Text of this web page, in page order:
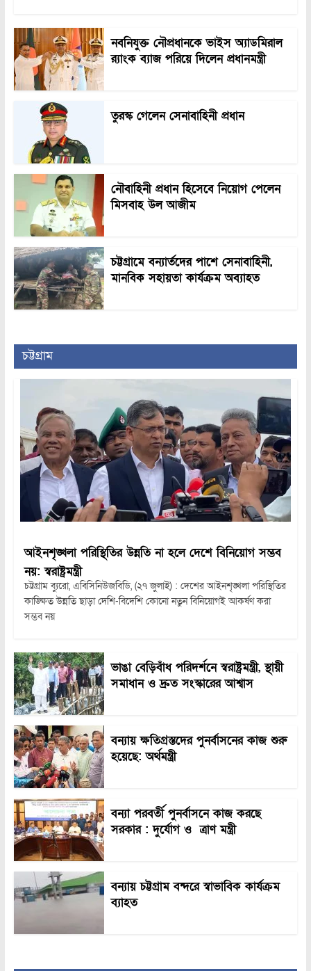
নবনিযুক্ত নৌপ্রধানকে ভাইস অ্যাডমিরাল
র‍্যাংক ব্যাজ পরিয়ে দিলেন প্রধানমন্ত্রী
তুরস্ক গেলেন সেনাবাহিনী প্রধান
নৌবাহিনী প্রধান হিসেবে নিয়োগ পেলেন
মিসবাহ উল আজীম
চট্টগ্রামে বন্যার্তদের পাশে সেনাবাহিনী,
মানবিক সহায়তা কার্যক্রম অব্যাহত
চট্টগ্রাম
আইনশৃঙ্খলা পরিস্থিতির উন্নতি না হলে দেশে বিনিয়োগ সম্ভব
নয়: স্বরাষ্ট্রমন্ত্রী
চট্টগ্রাম ব্যুরো, এবিসিনিউজবিডি, (২৭ জুলাই) : দেশের আইনশৃঙ্খলা পরিস্থিতির
কাঙ্ক্ষিত উন্নতি ছাড়া দেশি-বিদেশি কোনো নতুন বিনিয়োগই আকর্ষণ করা
সম্ভব নয়
ভাঙা বেড়িবাঁধ পরিদর্শনে স্বরাষ্ট্রমন্ত্রী, স্থায়ী
সমাধান ও দ্রুত সংস্কারের আশ্বাস
বন্যায় ক্ষতিগ্রস্তদের পুনর্বাসনের কাজ শুরু
হয়েছে: অর্থমন্ত্রী
বন্যা পরবর্তী পুনর্বাসনে কাজ করছে
সরকার : দুর্যোগ ও ত্রাণ মন্ত্রী
বন্যায় চট্টগ্রাম বন্দরে স্বাভাবিক কার্যক্রম
ব্যাহত